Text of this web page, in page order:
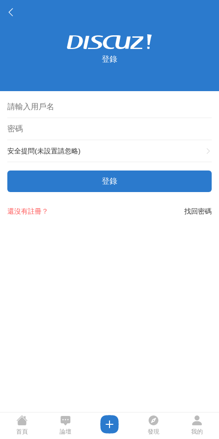
登錄
安全提問(未設置請忽略)
登錄
找回密碼
還沒有註冊？
首頁 論壇 發現 我的